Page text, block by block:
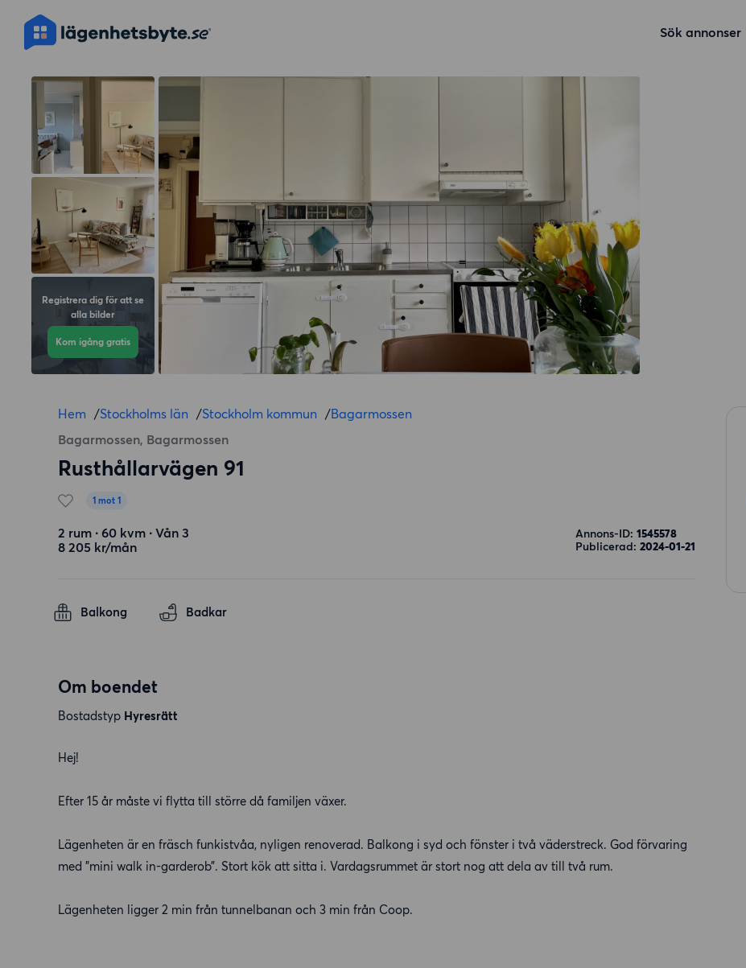
Sök annonser
Registrera dig för att se
alla bilder
Kom igång gratis
Hem /Stockholms län /Stockholm kommun /Bagarmossen
Bagarmossen, Bagarmossen
Rusthållarvägen 91
1 mot 1
2 rum ∙ 60 kvm ∙ Vån 3
8 205 kr/mån
Annons-ID: 1545578
Publicerad: 2024-01-21
Balkong Badkar
Om boendet
Bostadstyp Hyresrätt
Hej!
Efter 15 år måste vi flytta till större då familjen växer.
Lägenheten är en fräsch funkistvåa, nyligen renoverad. Balkong i syd och fönster i två väderstreck. God förvaring
med ”mini walk in-garderob”. Stort kök att sitta i. Vardagsrummet är stort nog att dela av till två rum.
Lägenheten ligger 2 min från tunnelbanan och 3 min från Coop.